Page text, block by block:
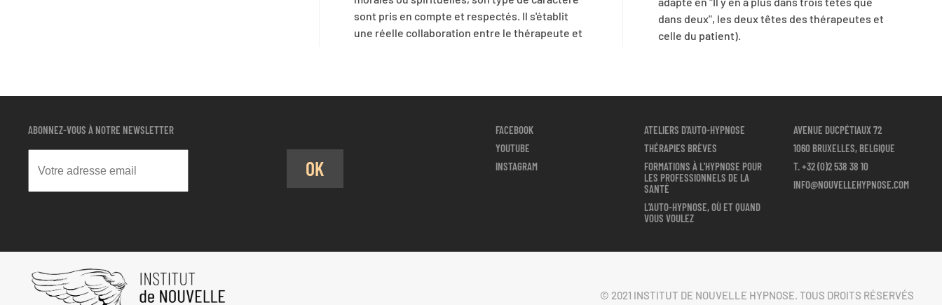
sont pris en compte et respectés. Il s'établit
une réelle collaboration entre le thérapeute et
dans deux", les deux têtes des thérapeutes et
celle du patient).
ABONNEZ-VOUS À NOTRE NEWSLETTER
OK
FACEBOOK
YOUTUBE
INSTAGRAM
ATELIERS D'AUTO-HYPNOSE
THÉRAPIES BRÈVES
FORMATIONS À L'HYPNOSE POUR
LES PROFESSIONNELS DE LA
SANTÉ
L'AUTO-HYPNOSE, OÙ ET QUAND
VOUS VOULEZ
AVENUE DUCPÉTIAUX 72
1060 BRUXELLES, BELGIQUE
T.+32 (0)2 538 38 10
INFO@NOUVELLEHYPNOSE.COM
© 2021 INSTITUT DE NOUVELLE HYPNOSE. TOUS DROITS RÉSERVÉS